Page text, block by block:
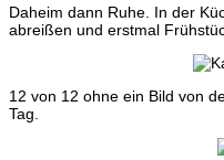
Daheim dann Ruhe. In der
abreißen und erstmal
12 von 12 ohne ein Bild von
Tag.